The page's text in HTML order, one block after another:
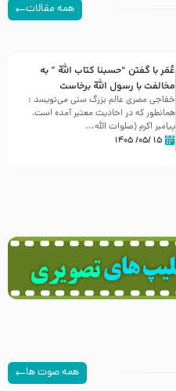
همه مقالات
عُمَر با گفتن “حسبنا كتاب اللّه ” به
مخالفت با رسول اللّه برخاست
خفاجی مصری عالم بزرگ سنی می‌نویسد :
همانطور که در احادیث معتبر آمده است،
پیامبر اکرم (صلوات اللّه...
۱۵ /۰۵/ ۱۴۰۵
همه صوت ها